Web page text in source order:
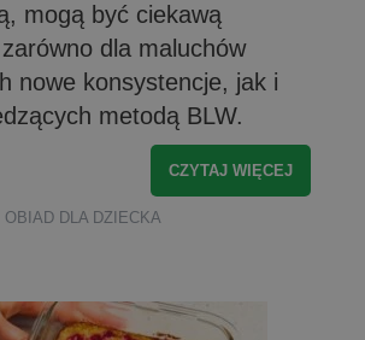
mogą być ciekawą
dla maluchów
nowe konsystencje, jak i
metodą BLW.
CZYTAJ WIĘCEJ
OBIAD DLA DZIECKA